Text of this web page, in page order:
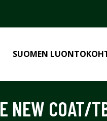
SUOMEN
NEW COAT/